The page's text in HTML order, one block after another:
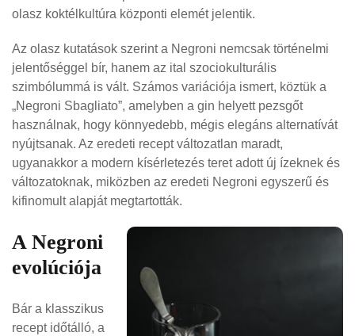
olasz koktélkultúra központi elemét jelentik​.
Az olasz kutatások szerint a Negroni nemcsak történelmi
jelentőséggel bír, hanem az ital szociokulturális
szimbólummá is vált. Számos variációja ismert, köztük a
„Negroni Sbagliato”, amelyben a gin helyett pezsgőt
használnak, hogy könnyedebb, mégis elegáns alternatívát
nyújtsanak. Az eredeti recept változatlan maradt,
ugyanakkor a modern kísérletezés teret adott új ízeknek és
változatoknak, miközben az eredeti Negroni egyszerű és
kifinomult alapját megtartották.
A Negroni
evolúciója
Bár a klasszikus
recept időtálló, a